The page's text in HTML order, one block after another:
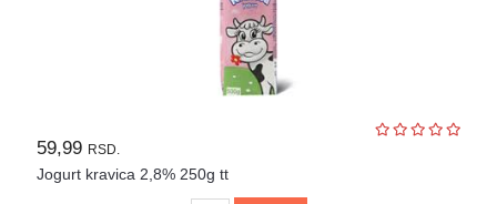
59,99 RSD.
Jogurt kravica 2,8% 250g tt